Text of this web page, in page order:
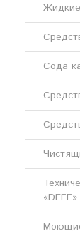
Сода
«DEFF»